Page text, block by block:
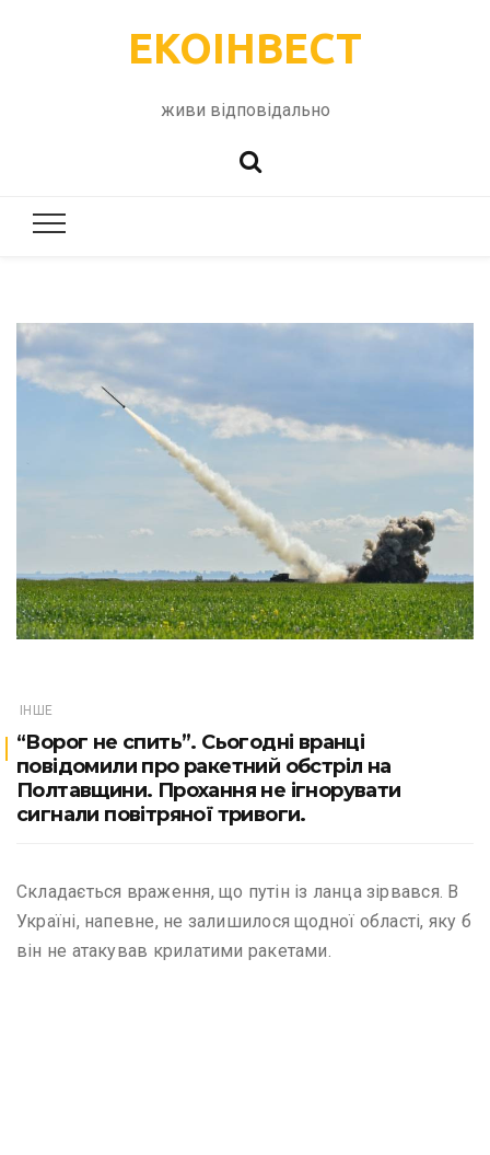
ЕКОІНВЕСТ
живи відповідально
ІНШЕ
“Ворог не спить”. Сьогодні вранці
повідомили про ракетний обстріл на
Полтавщини. Прохання не ігнорувати
сигнали повітряної тривоги.
Складається враження, що путін із ланца зірвався. В
Україні, напевне, не залишилося щодної області, яку б
він не атакував крилатими ракетами.